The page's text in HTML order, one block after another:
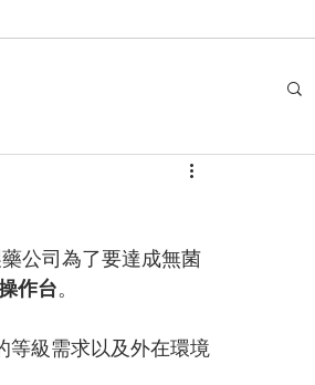
公司為了要達成無菌
作台。
等級需求以及外在環境